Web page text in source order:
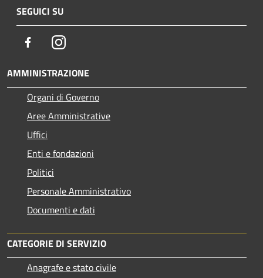
SEGUICI SU
FacebookInstagram
AMMINISTRAZIONE
Organi di Governo
Aree Amministrative
Uffici
Enti e fondazioni
Politici
Personale Amministrativo
Documenti e dati
CATEGORIE DI SERVIZIO
Anagrafe e stato civile